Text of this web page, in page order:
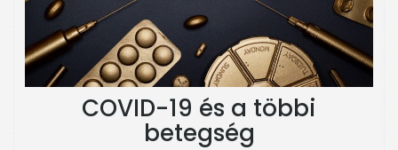
COVID-19 és a többi
betegség